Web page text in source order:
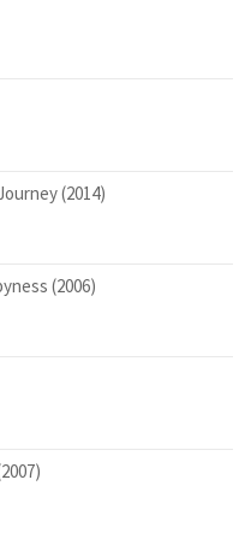
(2014)
(2006)